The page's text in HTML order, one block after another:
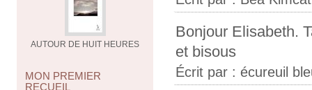
AUTOUR DE HUIT HEURES
MON PREMIER
RECUEIL
Bonjour Elisabeth.
et bisous
Écrit par : écureuil